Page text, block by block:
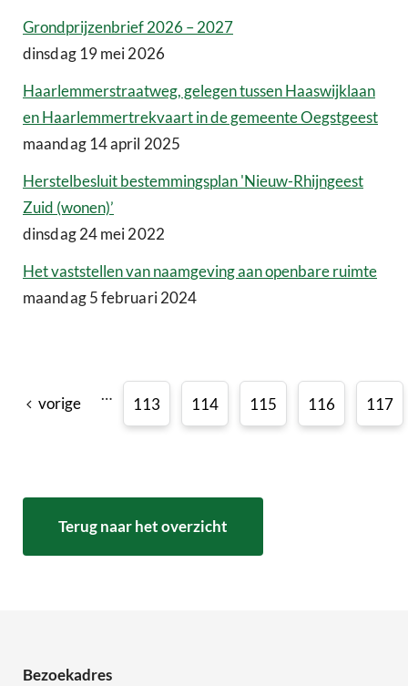
Grondprijzenbrief 2026 – 2027
dinsdag 19 mei 2026
Haarlemmerstraatweg, gelegen tussen Haaswijklaan
en Haarlemmertrekvaart in de gemeente Oegstgeest
maandag 14 april 2025
Herstelbesluit bestemmingsplan 'Nieuw-Rhijngeest
Zuid (wonen)’
dinsdag 24 mei 2022
Het vaststellen van naamgeving aan openbare ruimte
maandag 5 februari 2024
vorige …
113 114 115 116 117
Terug naar het overzicht
Bezoekadres